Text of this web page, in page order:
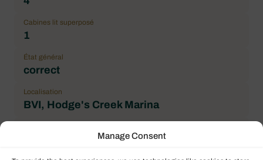
Manage Consent
Cabines lit superposé
1
État général
correct
Localisation
BVI, Hodge's Creek Marina
150.000,00 € hors TVA